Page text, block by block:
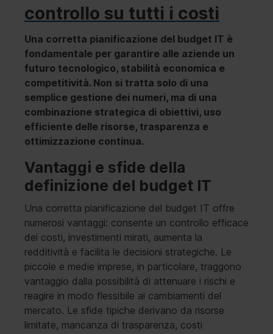
controllo su tutti i costi
Una corretta pianificazione del budget IT è
fondamentale per garantire alle aziende un
futuro tecnologico, stabilità economica e
competitività. Non si tratta solo di una
semplice gestione dei numeri, ma di una
combinazione strategica di obiettivi, uso
efficiente delle risorse, trasparenza e
ottimizzazione continua.
Vantaggi e sfide della
definizione del budget IT
Una corretta pianificazione del budget IT offre
numerosi vantaggi: consente un controllo efficace
dei costi, investimenti mirati, aumenta la
redditività e facilita le decisioni strategiche. Le
piccole e medie imprese, in particolare, traggono
vantaggio dalla possibilità di attenuare i rischi e
reagire in modo flessibile ai cambiamenti del
mercato. Le sfide tipiche derivano da risorse
limitate, mancanza di trasparenza, costi